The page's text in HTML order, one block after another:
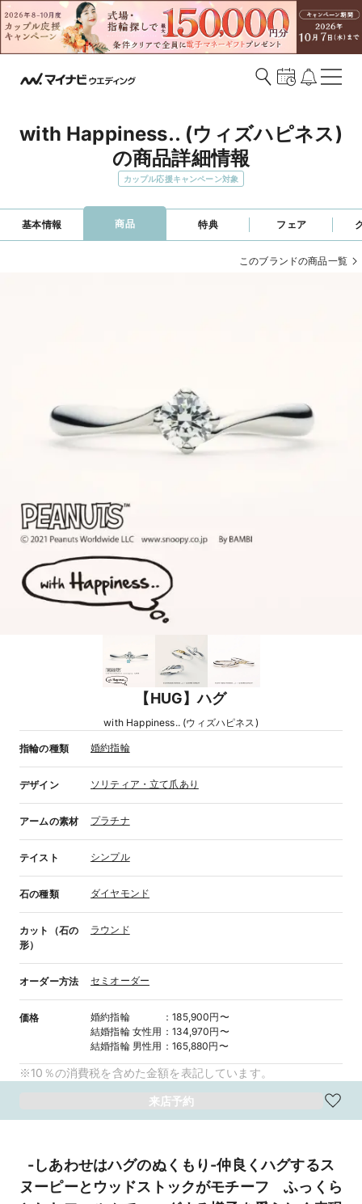
with Happiness.. (ウィズハピネス)
の商品詳細情報
カップル応援キャンペーン対象
基本情報 商品 特典 フェア
このブランドの商品一覧
【HUG】ハグ
with Happiness.. (ウィズハピネス)
指輪の種類 婚約指輪
デザイン ソリティア・立て爪あり
アームの素材 プラチナ
テイスト シンプル
石の種類 ダイヤモンド
カット（石の
形）
ラウンド
オーダー方法 セミオーダー
価格 婚約指輪 ：185,900円〜
結婚指輪 女性用 ：134,970円〜
結婚指輪 男性用 ：165,880円〜
※10％の消費税を含めた金額を表記しています。
来店予約
-しあわせはハグのぬくもり-仲良くハグするス
ヌーピーとウッドストックがモチーフ ふっくら